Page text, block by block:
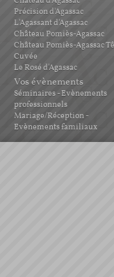
Précision d'Agassac
L'Agassant d'Agassac
Château Pomiès-Agassac
Château Pomiès-Agassac
Cuvée
Le Rosé d'Agassac
Vos évènements
Séminaires - Evènements
professionnels
Mariage/Réception -
Evènements familiaux